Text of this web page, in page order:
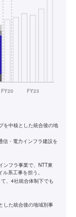
を中核とした統合後の地
信・電力インフラ建設を
ンフラ事業で、NTT東
系工事を担う。
、4社統合体制下でも
した統合後の地域別事